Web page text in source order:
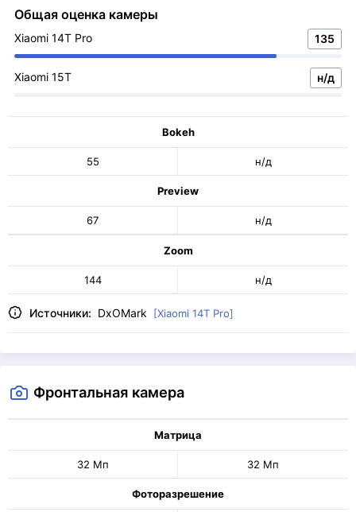
Общая оценка камеры
Xiaomi 14T Pro 135
Xiaomi 15T н/д
Bokeh
55 н/д
Preview
67 н/д
Zoom
144 н/д
Источники: DxOMark [Xiaomi 14T Pro]
Фронтальная камера
Матрица
32 Мп 32 Мп
Фоторазрешение